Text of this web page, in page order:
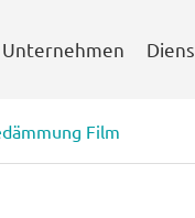
Unternehmen
Film